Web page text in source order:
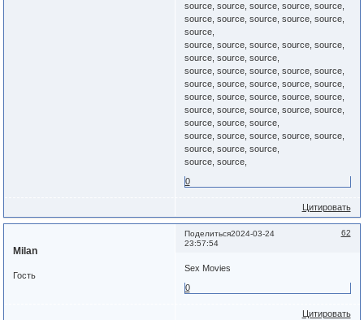
source, source, source, source, source,
source, source, source, source, source,
source,
source, source, source, source, source,
source, source, source,
source, source, source, source, source,
source, source, source, source, source,
source, source, source, source, source,
source, source, source, source, source,
source, source, source,
source, source, source, source, source,
source, source, source,
source, source,
0
Цитировать
Поделиться 62
2024-03-24
23:57:54
Milan
Гость
Sex Movies
0
Цитировать